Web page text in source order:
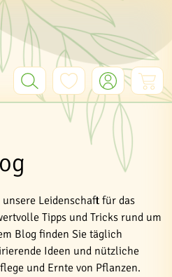
Leidenschaft für das
Tipps und Tricks rund um
Blog finden Sie täglich
Ideen und nützliche
und Ernte von Pflanzen.